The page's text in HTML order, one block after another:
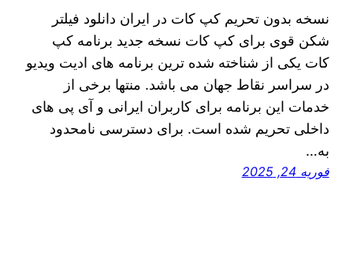
نسخه بدون تحریم کپ کات در ایران دانلود فیلتر
شکن قوی برای کپ کات نسخه جدید برنامه کپ
کات یکی از شناخته شده‌ ترین برنامه‌ های ادیت ویدیو
در سراسر نقاط جهان می‌ باشد. منتها برخی از
خدمات این برنامه برای کاربران ایرانی و آی‌ پی‌ های
داخلی تحریم شده است. برای دسترسی نامحدود
به…
فوریه 24, 2025